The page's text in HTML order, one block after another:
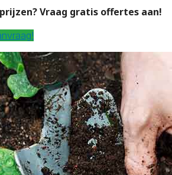
Vraag gratis offertes aan!